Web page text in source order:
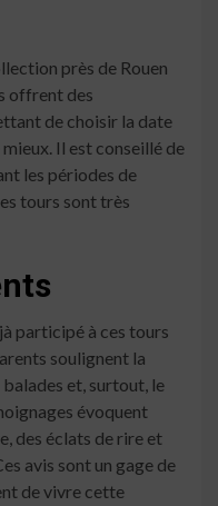
près de Rouen
offrent des
de choisir la date
Il est conseillé de
les périodes de
tours sont très
participé à ces tours
soulignent la
et, surtout, le
évoquent
des éclats de rire et
avis sont un gage de
de vivre cette